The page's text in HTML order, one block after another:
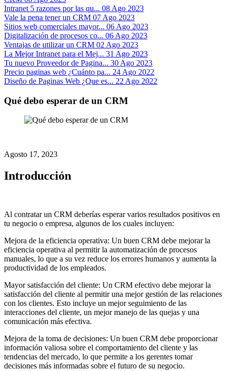
Intranet 5 razones por las qu... 08 Ago 2023
Vale la pena tener un CRM 07 Ago 2023
Sitios web comerciales mayor... 06 Ago 2023
Digitalización de procesos co... 06 Ago 2023
Ventajas de utilizar un CRM 02 Ago 2023
La Mejor Intranet para el Mej... 31 Ago 2023
Tu nuevo Proveedor de Pagina... 30 Ago 2023
Precio paginas web ¿Cuánto pa... 24 Ago 2022
Diseño de Paginas Web ¿Que es... 22 Ago 2022
Qué debo esperar de un CRM
Agosto 17, 2023
Introducción
Al contratar un CRM deberías esperar varios resultados positivos en
tu negocio o empresa, algunos de los cuales incluyen:
Mejora de la eficiencia operativa: Un buen CRM debe mejorar la
eficiencia operativa al permitir la automatización de procesos
manuales, lo que a su vez reduce los errores humanos y aumenta la
productividad de los empleados.
Mayor satisfacción del cliente: Un CRM efectivo debe mejorar la
satisfacción del cliente al permitir una mejor gestión de las relaciones
con los clientes. Esto incluye un mejor seguimiento de las
interacciones del cliente, un mejor manejo de las quejas y una
comunicación más efectiva.
Mejora de la toma de decisiones: Un buen CRM debe proporcionar
información valiosa sobre el comportamiento del cliente y las
tendencias del mercado, lo que permite a los gerentes tomar
decisiones más informadas sobre el futuro de su negocio.